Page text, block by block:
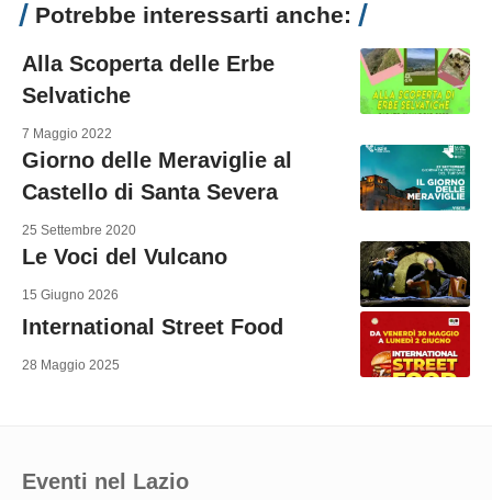
Potrebbe interessarti anche:
Alla Scoperta delle Erbe
Selvatiche
7 Maggio 2022
Giorno delle Meraviglie al
Castello di Santa Severa
25 Settembre 2020
Le Voci del Vulcano
15 Giugno 2026
International Street Food
28 Maggio 2025
Eventi nel Lazio